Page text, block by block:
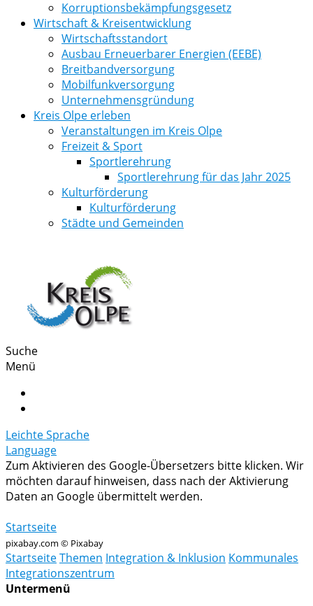
Korruptionsbekämpfungsgesetz
Wirtschaft & Kreisentwicklung
Wirtschaftsstandort
Ausbau Erneuerbarer Energien (EEBE)
Breitbandversorgung
Mobilfunkversorgung
Unternehmensgründung
Kreis Olpe erleben
Veranstaltungen im Kreis Olpe
Freizeit & Sport
Sportlerehrung
Sportlerehrung für das Jahr 2025
Kulturförderung
Kulturförderung
Städte und Gemeinden
Suche
Menü
Leichte Sprache
Language
Zum Aktivieren des Google-Übersetzers bitte klicken. Wir
möchten darauf hinweisen, dass nach der Aktivierung
Daten an Google übermittelt werden.
Startseite
pixabay.com © Pixabay
StartseiteThemen Integration & Inklusion Kommunales
Integrationszentrum
Untermenü